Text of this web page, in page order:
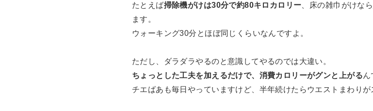
たとえば掃除機がけは30分で約80キロカロリー 、床の雑巾がけな
ます。
ウォーキング30分とほぼ同じくらいなんですよ。
ただし、ダラダラやるのと意識してやるのでは大違い。
ちょっとした工夫を加えるだけで、消費カロリーがグンと上がるん
チエばあも毎日やっていますけど、半年続けたらウエストまわりが